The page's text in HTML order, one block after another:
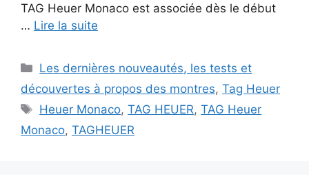
TAG Heuer Monaco est associée dès le début
… Lire la suite
Catégories
Les dernières nouveautés, les tests et
découvertes à propos des montres, Tag Heuer
Étiquettes
Heuer Monaco,TAG HEUER,TAG Heuer
Monaco, TAGHEUER